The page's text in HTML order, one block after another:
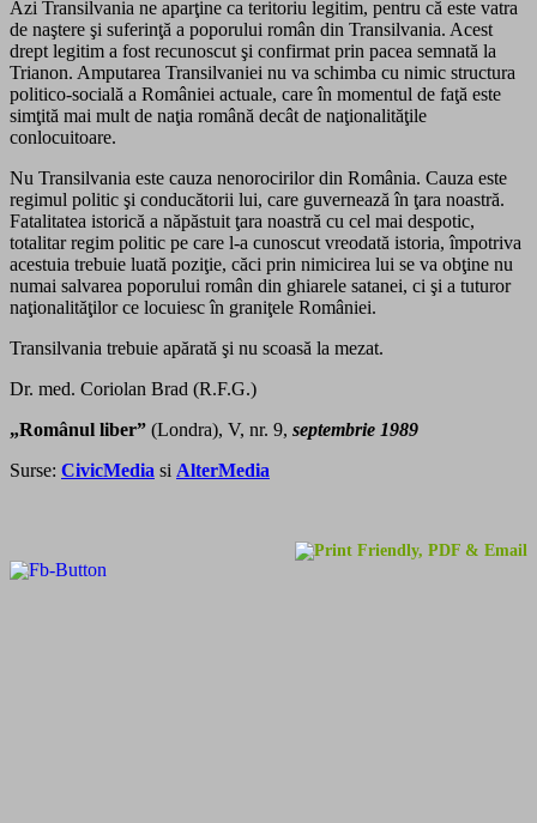
Azi Transilvania ne aparţine ca teritoriu legitim, pentru că este vatra
de naştere şi suferinţă a poporului român din Transilvania. Acest
drept legitim a fost recunoscut şi confirmat prin pacea semnată la
Trianon. Amputarea Transilvaniei nu va schimba cu nimic structura
politico-socială a României actuale, care în momentul de faţă este
simţită mai mult de naţia română decât de naţionalităţile
conlocuitoare.
Nu Transilvania este cauza nenorocirilor din România. Cauza este
regimul politic şi conducătorii lui, care guvernează în ţara noastră.
Fatalitatea istorică a năpăstuit ţara noastră cu cel mai despotic,
totalitar regim politic pe care l-a cunoscut vreodată istoria, împotriva
acestuia trebuie luată poziţie, căci prin nimicirea lui se va obţine nu
numai salvarea poporului român din ghiarele satanei, ci şi a tuturor
naţionalităţilor ce locuiesc în graniţele României.
Transilvania trebuie apărată şi nu scoasă la mezat.
Dr. med. Coriolan Brad (R.F.G.)
„Românul liber” (Londra), V, nr. 9, septembrie 1989
Surse: CivicMedia si AlterMedia